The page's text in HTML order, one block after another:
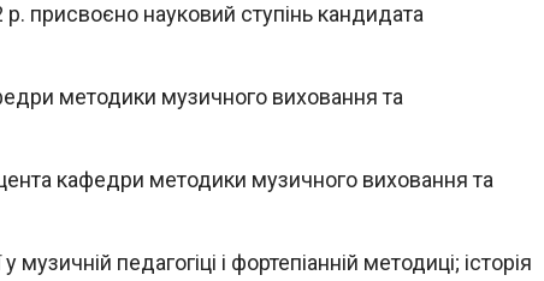
присвоєно науковий ступінь кандидата
методики музичного виховання та
кафедри методики музичного виховання та
у музичній педагогіці і фортепіанній методиці; історія